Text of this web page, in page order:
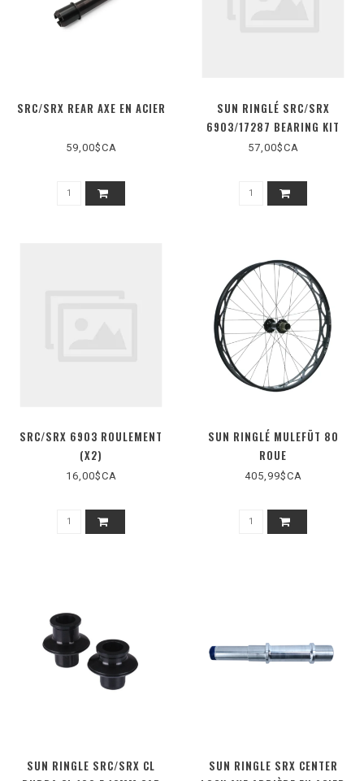
SRC/SRX REAR AXE EN ACIER
59,00$CA
SUN RINGLÉ SRC/SRX
6903/17287 BEARING KIT
57,00$CA
SRC/SRX 6903 ROULEMENT
(X2)
16,00$CA
SUN RINGLÉ MULEFÜT 80
ROUE
405,99$CA
SUN RINGLE SRC/SRX CL
SUN RINGLE SRX CENTER